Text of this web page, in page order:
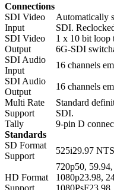
Connections
SDI Video
Input
Automatically
SDI.
SDI Video
Output
1 x 10 bit loop
6G-SDI
SDI Audio
Input
16 channels
SDI Audio
Output
16 channels
Multi Rate
Support
Standard
SDI.
Tally
9-pin D
Standards
SD Format
Support
525i29.97
HD Format
Support
720p50,
1080p23.98,